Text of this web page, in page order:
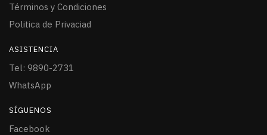
Términos y Condiciones
Politica de Privaciad
ASISTENCIA
Tel: 9890-2731
WhatsApp
SÍGUENOS
Facebook